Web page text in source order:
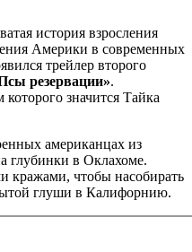
история взросления
Америки в современных
трейлер второго
резервации».
значится Тайка
американцах из
глубинки в Оклахоме.
чтобы насобирать
глуши в Калифорнию.